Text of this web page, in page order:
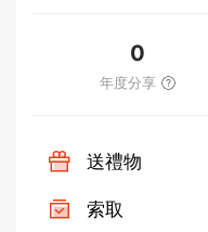
二、課業輔導及品格教育：
能得到好的教導，並使其課
此希望在健保方面給孩童輔
四、老人照顧：有鑑於社會
離鄉背井，老人獨居在家三
能在生活上給予照顧，提供
0
年度分享
送禮物
索取